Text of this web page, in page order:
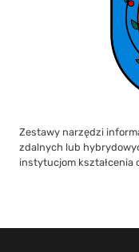
Zestawy narzędzi
zdalnych lub
instytucjom kształcenia